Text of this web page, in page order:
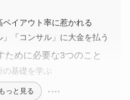
イアウト率に惹かれる
「コンサル」に大金を払う
ために必要な3つのこと
基礎を学ぶ
もっと見る